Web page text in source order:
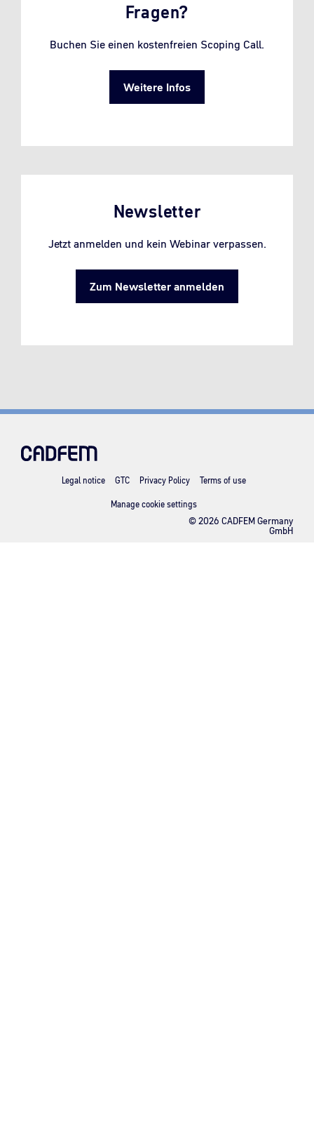
Fragen?
Buchen Sie einen kostenfreien Scoping Call.
Weitere Infos
Newsletter
Jetzt anmelden und kein Webinar verpassen.
Zum Newsletter anmelden
Legal notice GTC Privacy Policy Terms of use
Manage cookie settings
© 2026 CADFEM Germany
GmbH